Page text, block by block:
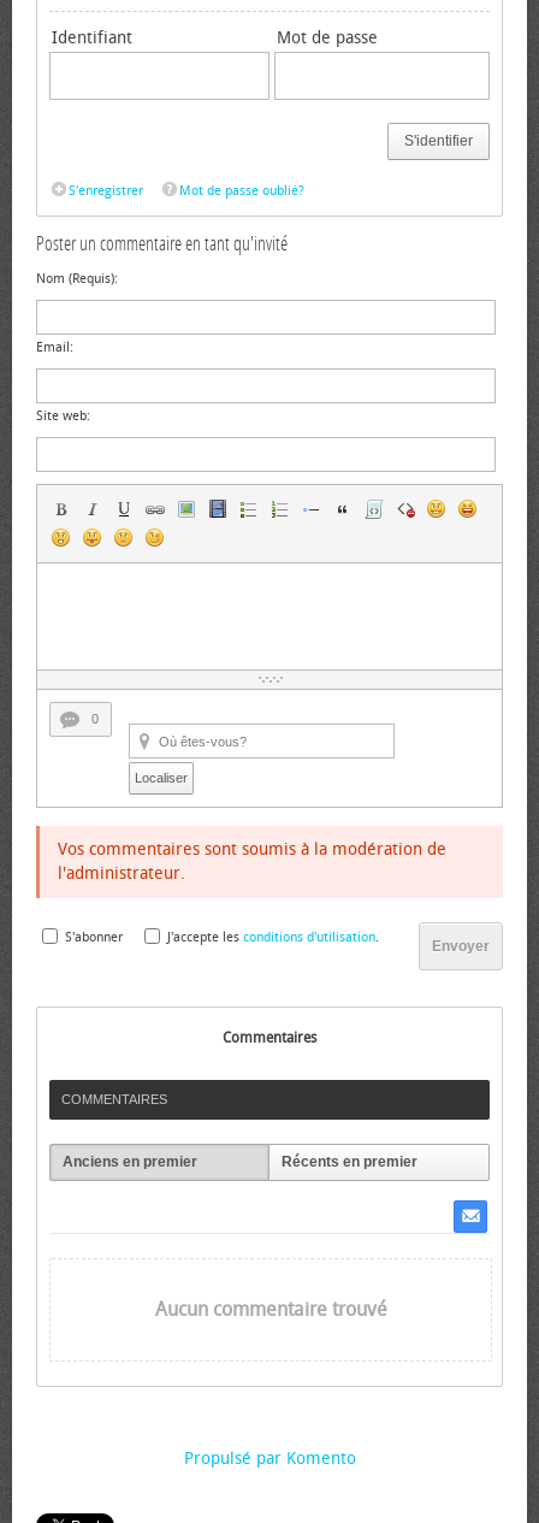
Identifiant Mot de passe
S'identifier
S'enregistrer Mot de passe oublié?
Poster un commentaire en tant qu'invité
Nom (Requis):
Email:
Site web:
0
Localiser
Vos commentaires sont soumis à la modération de
l'administrateur.
Envoyer
S'abonner J'accepte les conditions d'utilisation.
Commentaires
COMMENTAIRES
Anciens en premier Récents en premier
Aucun commentaire trouvé
Propulsé par Komento